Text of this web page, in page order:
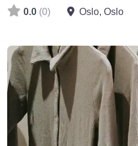
0.0 (0) Oslo, Oslo